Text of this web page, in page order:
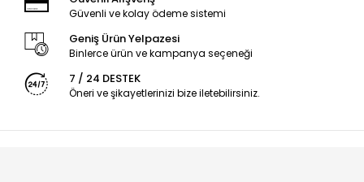
Güvenli ve kolay ödeme sistemi
Geniş Ürün Yelpazesi
Binlerce ürün ve kampanya seçeneği
7 / 24 DESTEK
Öneri ve şikayetlerinizi bize iletebilirsiniz.